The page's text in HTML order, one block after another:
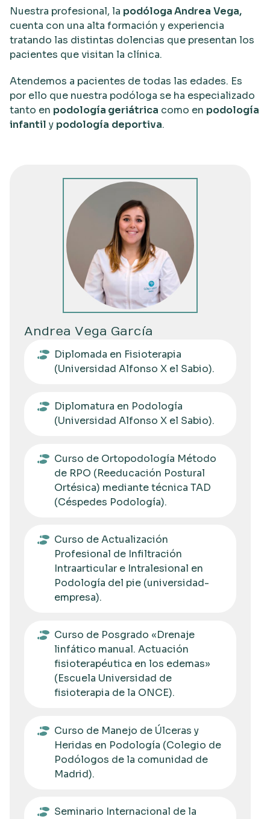
Nuestra profesional, la podóloga Andrea Vega,
cuenta con una alta formación y experiencia
tratando las distintas dolencias que presentan los
pacientes que visitan la clínica.
Atendemos a pacientes de todas las edades. Es
por ello que nuestra podóloga se ha especializado
tanto en podología geriátrica como en podología
infantil y podología deportiva.
Andrea Vega García
Diplomada en Fisioterapia
(Universidad Alfonso X el Sabio).
Diplomatura en Podología
(Universidad Alfonso X el Sabio).
Curso de Ortopodología Método
de RPO (Reeducación Postural
Ortésica) mediante técnica TAD
(Céspedes Podología).
Curso de Actualización
Profesional de Infiltración
Intraarticular e Intralesional en
Podología del pie (universidad-
empresa).
Curso de Posgrado «Drenaje
linfático manual. Actuación
fisioterapéutica en los edemas»
(Escuela Universidad de
fisioterapia de la ONCE).
Curso de Manejo de Úlceras y
Heridas en Podología (Colegio de
Podólogos de la comunidad de
Madrid).
Seminario Internacional de la